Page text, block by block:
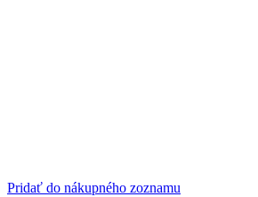
Pridať do nákupného zoznamu